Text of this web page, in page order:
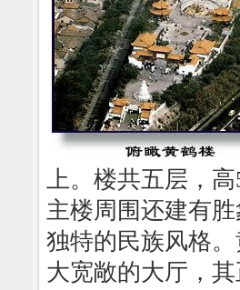
上。楼共五层，
主楼周围还建有
独特的民族风格
大宽敞的大厅，